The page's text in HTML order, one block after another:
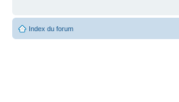
Index du forum